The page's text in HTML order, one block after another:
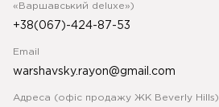
«Варшавський deluxe»)
+38(067)-424-87-53
Email
warshavsky.rayon@gmail.com
Адреса (офіс продажу ЖК Beverly Hills)